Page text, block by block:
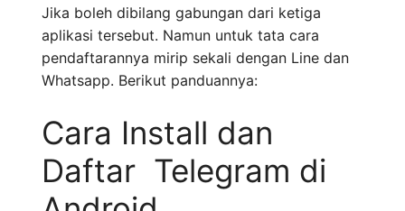
Jika boleh dibilang gabungan dari ketiga
aplikasi tersebut. Namun untuk tata cara
pendaftarannya mirip sekali dengan Line dan
Whatsapp. Berikut panduannya:
Cara Install dan
Daftar Telegram di